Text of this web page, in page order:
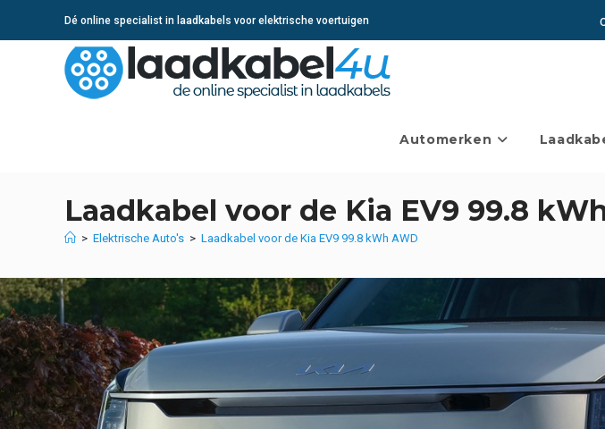
Dé online specialist in laadkabels voor elektrische voertuigen
Automerken
Laadkabel voor de Kia EV9 99.8
> Elektrische Auto's > Laadkabel voor de Kia EV9 99.8 kWh AWD